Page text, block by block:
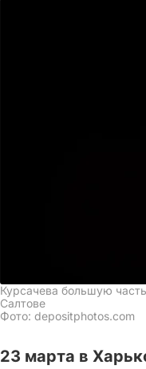
Курсачева большую
Салтове
Фото: depositphotos.com
23 марта в